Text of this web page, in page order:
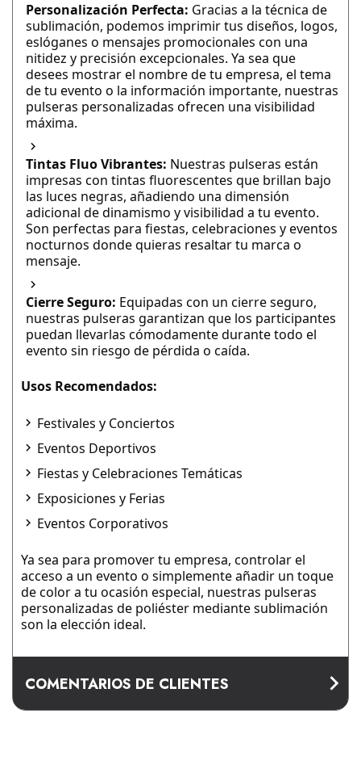
Personalización Perfecta: Gracias a la técnica de
sublimación, podemos imprimir tus diseños, logos,
eslóganes o mensajes promocionales con una
nitidez y precisión excepcionales. Ya sea que
desees mostrar el nombre de tu empresa, el tema
de tu evento o la información importante, nuestras
pulseras personalizadas ofrecen una visibilidad
máxima.
Tintas Fluo Vibrantes: Nuestras pulseras están
impresas con tintas fluorescentes que brillan bajo
las luces negras, añadiendo una dimensión
adicional de dinamismo y visibilidad a tu evento.
Son perfectas para fiestas, celebraciones y eventos
nocturnos donde quieras resaltar tu marca o
mensaje.
Cierre Seguro: Equipadas con un cierre seguro,
nuestras pulseras garantizan que los participantes
puedan llevarlas cómodamente durante todo el
evento sin riesgo de pérdida o caída.
Usos Recomendados:
Festivales y Conciertos
Eventos Deportivos
Fiestas y Celebraciones Temáticas
Exposiciones y Ferias
Eventos Corporativos
Ya sea para promover tu empresa, controlar el
acceso a un evento o simplemente añadir un toque
de color a tu ocasión especial, nuestras pulseras
personalizadas de poliéster mediante sublimación
son la elección ideal.
COMENTARIOS DE CLIENTES